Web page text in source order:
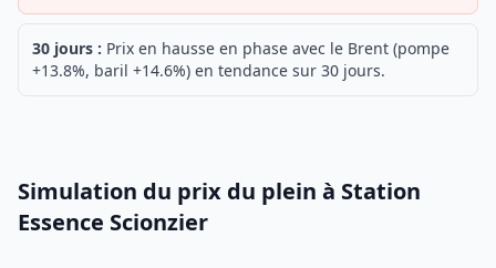
30 jours : Prix en hausse en phase avec le Brent (pompe
+13.8%, baril +14.6%) en tendance sur 30 jours.
Simulation du prix du plein à Station
Essence Scionzier